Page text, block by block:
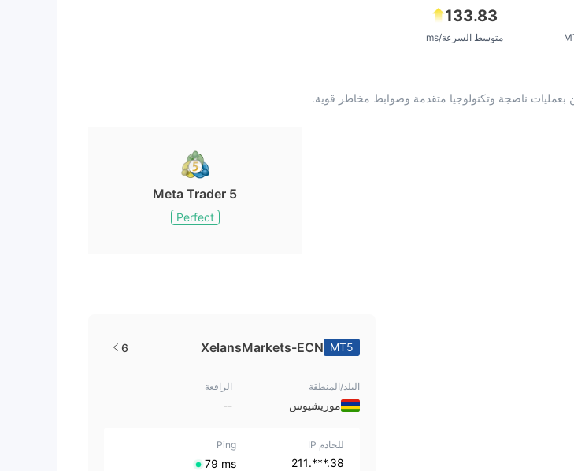
133.83
متوسط السرعة/ms
Meta Trader 5
Perfect
MT5
XelansMarkets-ECN
6
البلد/المنطقة
موريشيوس
الرافعة
--
للخادم IP
38.***.211
Ping
⁦79 ms⁩